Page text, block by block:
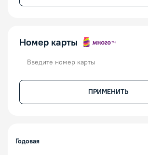
Номер карты
ПРИМЕНИТЬ
Годовая